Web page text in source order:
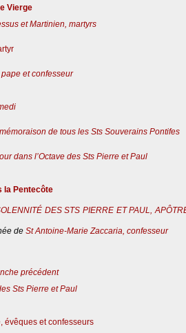
Vierge
et Martinien, martyrs
pape et confesseur
de tous les Sts Souverains Pontifes
dans l’Octave des Sts Pierre et Paul
la Pentecôte
DES STS PIERRE ET PAUL,
de St Antoine-Marie Zaccaria, confesseur
précédent
Sts Pierre et Paul
évêques et confesseurs